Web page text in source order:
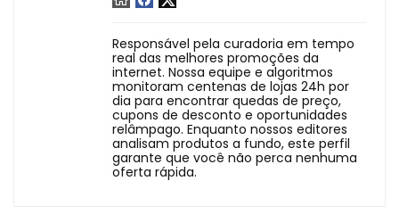
Responsável pela curadoria em tempo
real das melhores promoções da
internet. Nossa equipe e algoritmos
monitoram centenas de lojas 24h por
dia para encontrar quedas de preço,
cupons de desconto e oportunidades
relâmpago. Enquanto nossos editores
analisam produtos a fundo, este perfil
garante que você não perca nenhuma
oferta rápida.